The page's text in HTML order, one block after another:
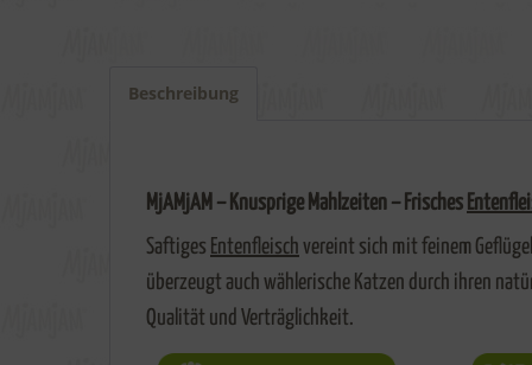
Beschreibung
MjAMjAM – Knusprige Mahlzeiten – Frisches
Saftiges Entenfleisch vereint sich mit feinem
überzeugt auch wählerische Katzen durch ihren
Qualität und Verträglichkeit.